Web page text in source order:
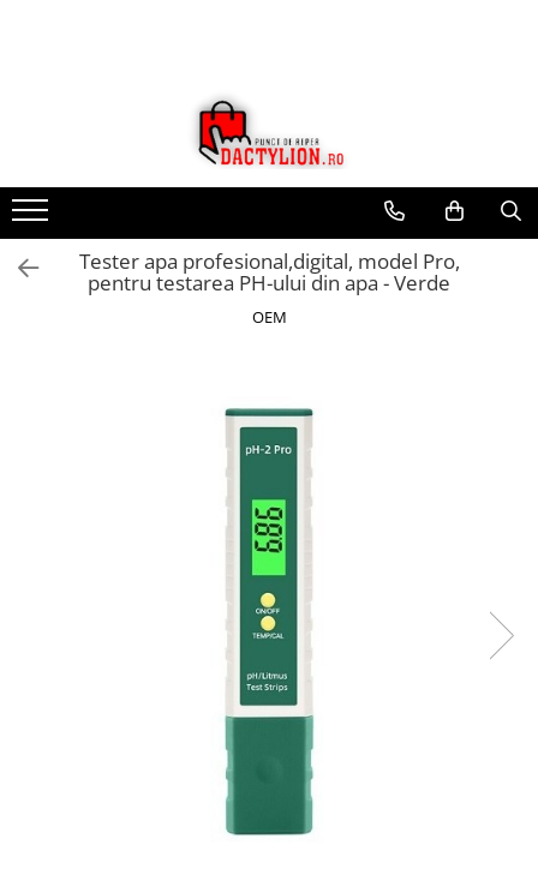
Tester apa profesional,digital, model Pro,
pentru testarea PH-ului din apa - Verde
OEM